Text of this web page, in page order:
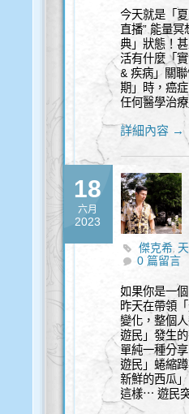
今天就是「
直播” 能量
典」狀態！
活有什麼「
& 疾病」關
期」時，癌
任何醫學治
詳細內容 →
18
六月
2023
傑克希,
靈,通靈,
0 篇留言
如果你是一
昨天在帶領
變化，整個
遊民」發生
單純一種分
遊民」蜷縮
新鮮的西瓜
這樣⋯ 遊民